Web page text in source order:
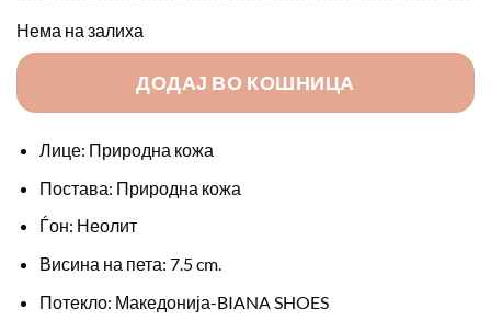
Нема на залиха
ДОДАЈ ВО КОШНИЦА
Лице: Природна кожа
Постава: Природна кожа
Ѓон: Неолит
Висина на пета: 7.5 cm.
Потекло: Македонија-BIANA SHOES